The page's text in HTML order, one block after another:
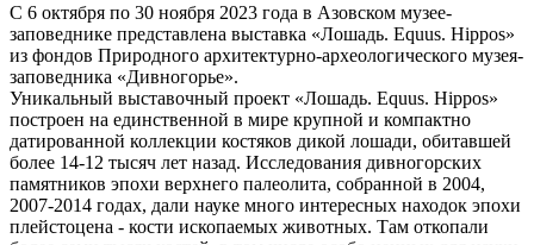
С 6 октября по 30 ноября 2023 года в Азовском музее-
заповеднике представлена выставка «Лошадь. Equus. Hippos»
из фондов Природного архитектурно-археологического музея-
заповедника «Дивногорье».
Уникальный выставочный проект «Лошадь. Equus. Hippos»
построен на единственной в мире крупной и компактно
датированной коллекции костяков дикой лошади, обитавшей
более 14-12 тысяч лет назад. Исследования дивногорских
памятников эпохи верхнего палеолита, собранной в 2004,
2007-2014 годах, дали науке много интересных находок эпохи
плейстоцена - кости ископаемых животных. Там откопали